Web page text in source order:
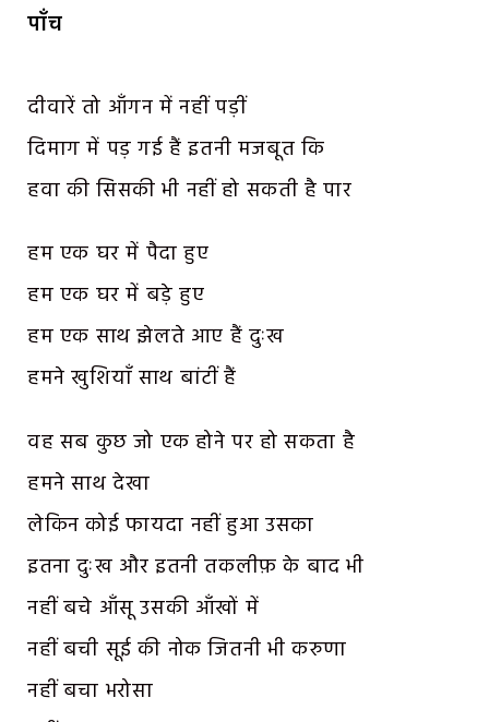
पाँच
दीवारें तो आँगन में नहीं पड़ीं
दिमाग में पड़ गई हैं इतनी मजबूत कि
हवा की सिसकी भी नहीं हो सकती है पार
हम एक घर में पैदा हुए
हम एक घर में बड़े हुए
हम एक साथ झेलते आए हैं दुःख
हमने खुशियाँ साथ बांटीं हैं
वह सब कुछ जो एक होने पर हो सकता है
हमने साथ देखा
लेकिन कोई फायदा नहीं हुआ उसका
इतना दुःख और इतनी तकलीफ़ के बाद भी
नहीं बचे आँसू उसकी आँखों में
नहीं बची सूई की नोक जितनी भी करुणा
नहीं बचा भरोसा